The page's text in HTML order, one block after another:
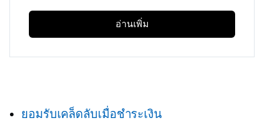
อ่านเพิ่ม
ยอมรับเคล็ดลับเมื่อชำระเงิน